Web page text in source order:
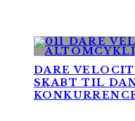
DARE
SKABT TIL